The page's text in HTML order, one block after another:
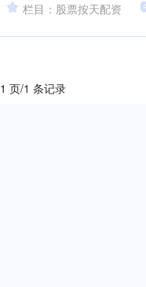
栏目：股票按天配资
页/1 条记录